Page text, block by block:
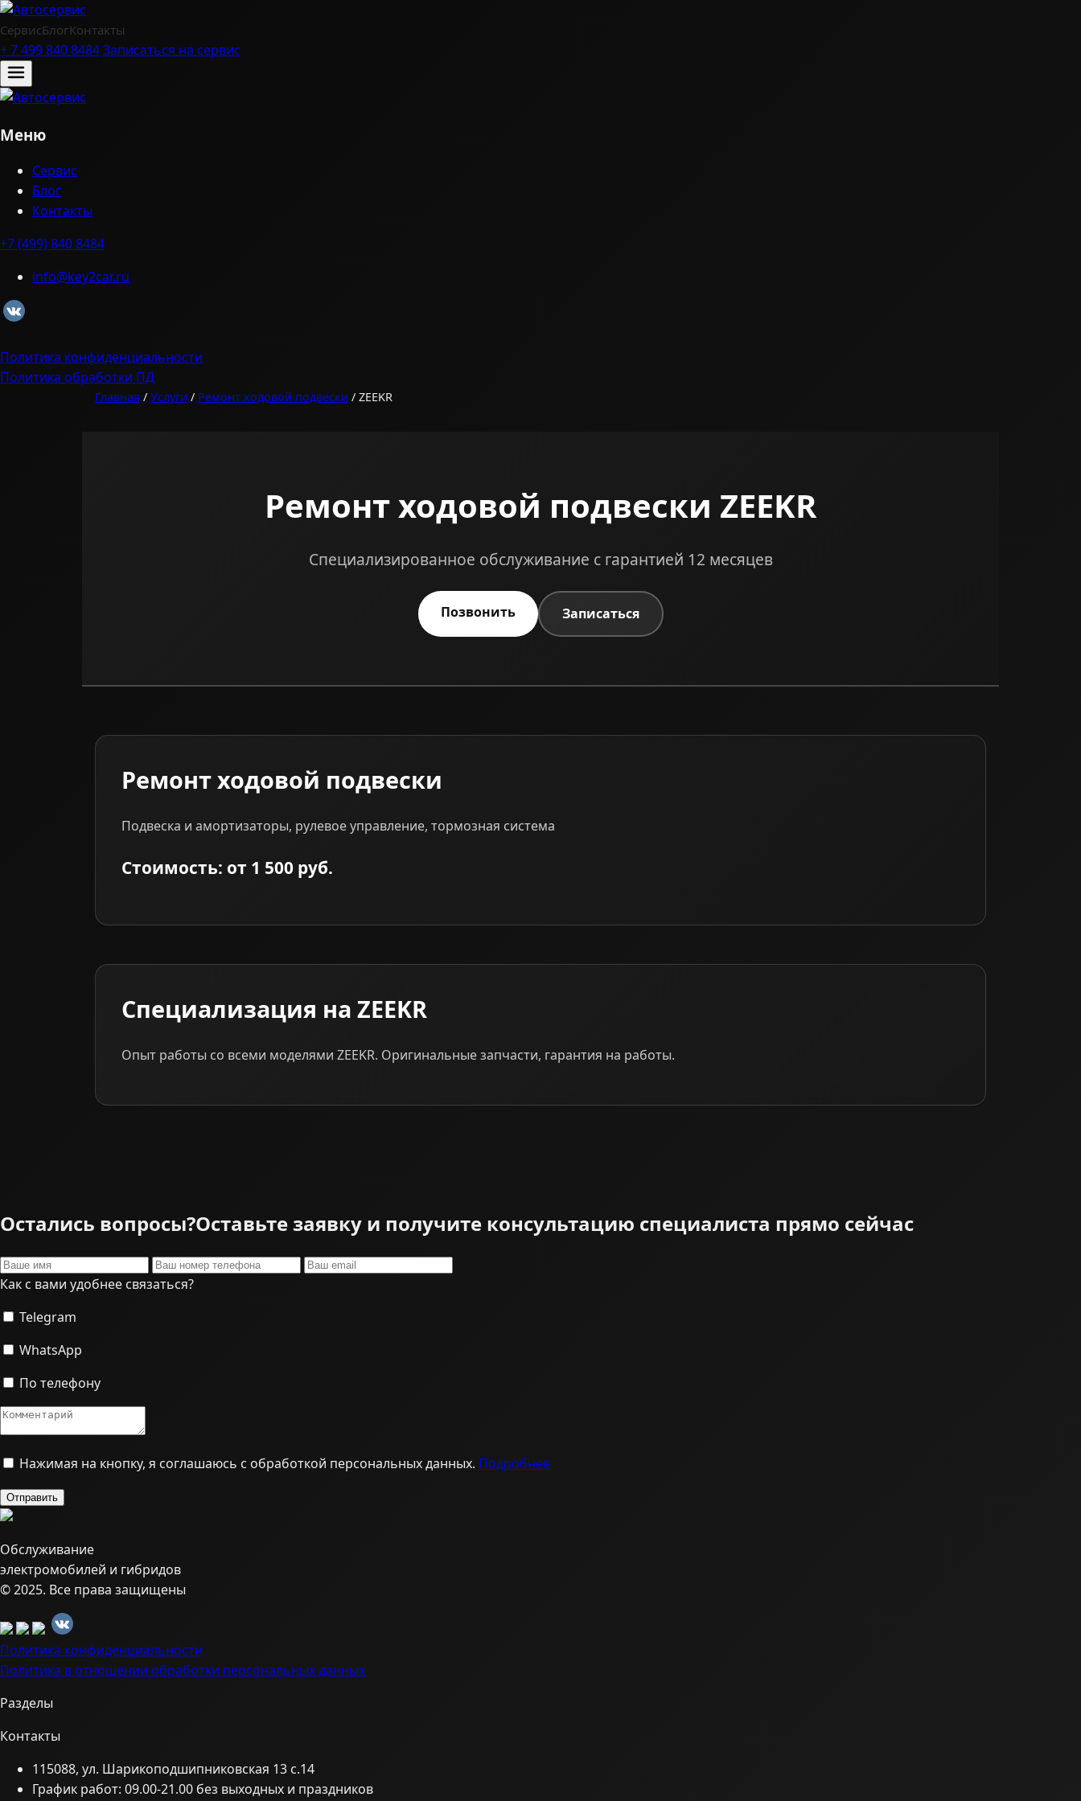
СервисБлогКонтакты
+ 7 499 840 8484Записаться на сервис
Меню
Сервис
Блог
Контакты
+7 (499) 840 8484
info@key2car.ru
Политика конфиденциальности
Политика обработки ПД
Главная / Услуги / Ремонт ходовой подвески / ZEEKR
Ремонт ходовой подвески ZEEKR
Специализированное обслуживание с гарантией 12 месяцев
Позвонить Записаться
Ремонт ходовой подвески
Подвеска и амортизаторы, рулевое управление, тормозная система
Стоимость: от 1 500 руб.
Специализация на ZEEKR
Опыт работы со всеми моделями ZEEKR. Оригинальные запчасти, гарантия на работы.
Остались вопросы?Оставьте заявку и получите консультацию специалиста прямо сейчас
Как с вами удобнее связаться?
Telegram
WhatsApp
По телефону
Нажимая на кнопку, я соглашаюсь с обработкой персональных данных. Подробнее
Обслуживание
электромобилей и гибридов
© 2025. Все права защищены
Политика конфиденциальности
Политика в отношении обработки персональных данных
Разделы
Контакты
115088, ул. Шарикоподшипниковская 13 с.14
График работ: 09.00-21.00 без выходных и праздников